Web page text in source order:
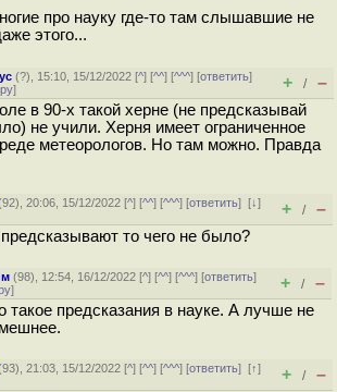
про науку где-то там слышавшие не
этого...
(?), 15:10, 15/12/2022 [^] [^^] [^^^] [ответить]
] + / –
в 90-х такой херне (не предсказывай
не учили. Херня имеет ограниченное
метеорологов. Но там можно. Правда
92), 20:06, 15/12/2022 [^] [^^] [^^^] [ответить][↓]
+ / –
то чего не было?
(98), 12:54, 16/12/2022 [^] [^^] [^^^] [ответить]
] + / –
такое предсказания в науке. А лучше не
93), 21:03, 15/12/2022 [^] [^^] [^^^] [ответить][↑]
+ / –